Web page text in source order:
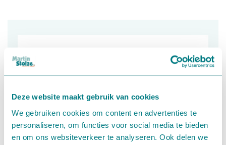
Deze website maakt gebruik van cookies
We gebruiken cookies om content en advertenties te
personaliseren, om functies voor social media te bieden
en om ons websiteverkeer te analyseren. Ook delen we